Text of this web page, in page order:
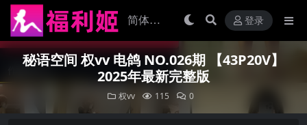
登录
秘语空间 权vv 电鸽 NO.026期 【43P20V】
2025年最新完整版
权vv 115 0